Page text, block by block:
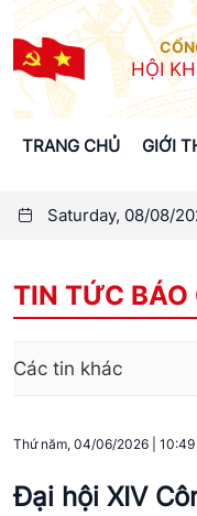
HỘI
TRANG CHỦ GIỚI
Saturday, 08/08/
TIN TỨC BÁO
Các tin khác
Thứ năm, 04/06/2026 10:49
Đại hội XIV